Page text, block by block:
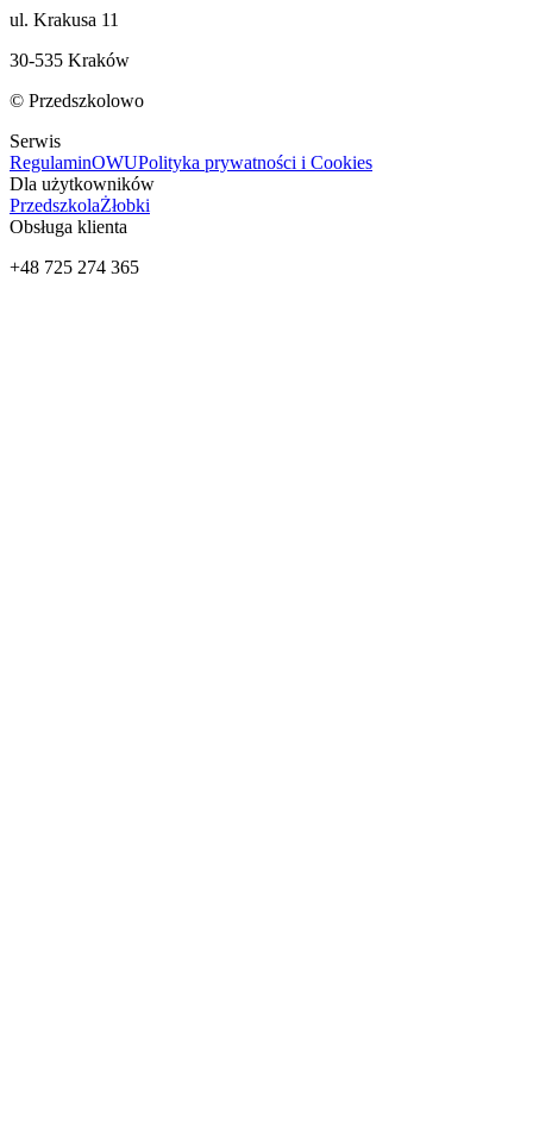
ul. Krakusa 11
30-535 Kraków
© Przedszkolowo
Serwis
RegulaminOWUPolityka prywatności i Cookies
Dla użytkowników
PrzedszkolaŻłobki
Obsługa klienta
+48 725 274 365